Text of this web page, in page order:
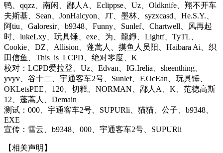
鸭、qqzz、南闲、鄙人A、Eclippse、Uz、Oldknife、翔不开车
夫斯基、Sean、JonHalcyon、JT、墨林、syzxcasd、He.S.Y.、
阿tiu、Galoresir、b9348、Funny、Sunlef、Chartwell、风再起
时、lukeLxy、玩具锤、exe、为、龍錚、Lightf、TyTL、
Cookie、DZ、Allision、蓬蒿人、摸鱼人员阳、Haibara Ai、织
田信鱼、This_is_LCPD、绝对零度、K
校对：LCPD爱拉登、Uz、Edvan、IG.Irelia、sheenthing、
yvyv、谷十二、宇通客车2号、Sunlef、F.OcEan、玩具锤、
OKLetsPEE、120、切糕、NORMAN、鄙人A、K、范德高斯
12、蓬蒿人、Demain
测试：000、宇通客车2号、SUPURli、猫猫、公子、b9348、
EXE
宣传：雪云、b9348、000、宇通客车2号、SUPURli
【相关声明】